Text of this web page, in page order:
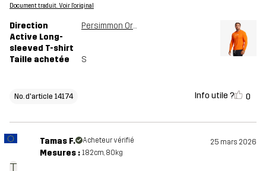
Document traduit. Voir l'original
Direction
Active Long-
sleeved T-shirt
Persimmon Orange
Taille achetée S
No. d'article 14174 Info utile ? 0
Tamas F. Acheteur vérifié 25 mars 2026
Mesures : 182cm, 80kg